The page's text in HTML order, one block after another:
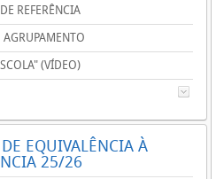
REFERÊNCIA
(VÍDEO)
DE EQUIVALÊNCIA À
25/26